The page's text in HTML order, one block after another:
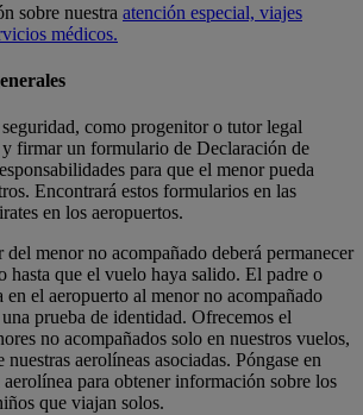
sobre nuestra atención especial, viajes
médicos.
como progenitor o tutor legal
y firmar un formulario de Declaración de
para que el menor pueda
Encontrará estos formularios en las
en los aeropuertos.
menor no acompañado deberá permanecer
hasta que el vuelo haya salido. El padre o
en el aeropuerto al menor no acompañado
prueba de identidad. Ofrecemos el
no acompañados solo en nuestros vuelos,
nuestras aerolíneas asociadas. Póngase en
para obtener información sobre los
que viajan solos.